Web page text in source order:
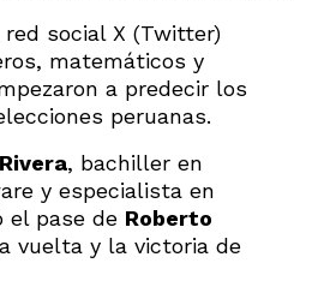
social X (Twitter)
matemáticos y
a predecir los
peruanas.
, bachiller en
y especialista en
el pase de Roberto
vuelta y la victoria de